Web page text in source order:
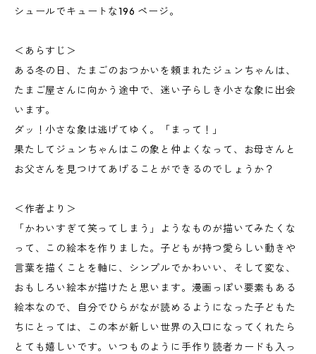
シュールでキュートな196 ページ。
＜あらすじ＞
ある冬の日、たまごのおつかいを頼まれたジュンちゃんは、
たまご屋さんに向かう途中で、迷い子らしき小さな象に出会
います。
ダッ！小さな象は逃げてゆく。「まって！」
果たしてジュンちゃんはこの象と仲よくなって、お母さんと
お父さんを見つけてあげることができるのでしょうか？
＜作者より＞
「かわいすぎて笑ってしまう」ようなものが描いてみたくな
って、この絵本を作りました。子どもが持つ愛らしい動きや
言葉を描くことを軸に、シンプルでかわいい、そして変な、
おもしろい絵本が描けたと思います。漫画っぽい要素もある
絵本なので、自分でひらがなが読めるようになった子どもた
ちにとっては、この本が新しい世界の入口になってくれたら
とても嬉しいです。いつものように手作り読者カードも入っ